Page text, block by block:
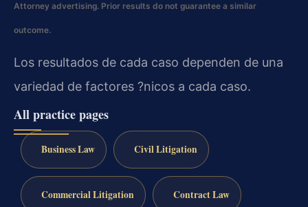
Attorney advertising. Prior results do not guarantee a similar
outcome.
Los resultados de cada caso dependen de una
variedad de factores ?nicos a cada caso.
All practice pages
Business Law Civil Litigation
Commercial Litigation Contract Law